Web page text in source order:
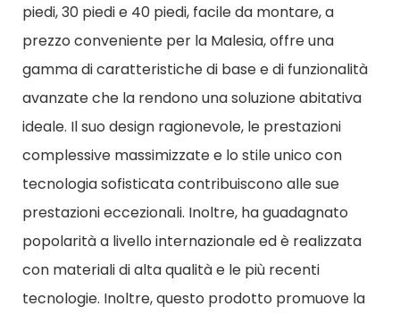
piedi, 30 piedi e 40 piedi, facile da montare, a
prezzo conveniente per la Malesia, offre una
gamma di caratteristiche di base e di funzionalità
avanzate che la rendono una soluzione abitativa
ideale. Il suo design ragionevole, le prestazioni
complessive massimizzate e lo stile unico con
tecnologia sofisticata contribuiscono alle sue
prestazioni eccezionali. Inoltre, ha guadagnato
popolarità a livello internazionale ed è realizzata
con materiali di alta qualità e le più recenti
tecnologie. Inoltre, questo prodotto promuove la